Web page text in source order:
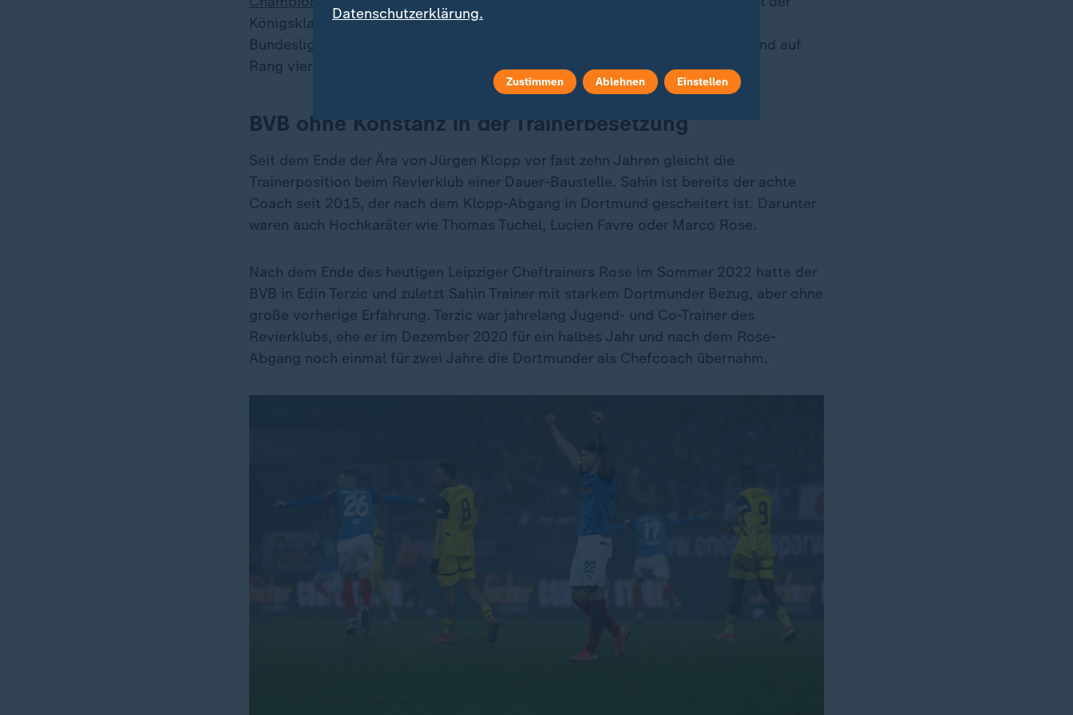
Königsklasse gestanden. Nach drei Niederlagen aus den ersten drei
Bundesligaspielen im neuen Jahr hat der BVB bereits sieben Punkte Rückstand auf
Rang vier.
BVB ohne Konstanz in der Trainerbesetzung
Seit dem Ende der Ära von Jürgen Klopp vor fast zehn Jahren gleicht die
Trainerposition beim Revierklub einer Dauer-Baustelle. Sahin ist bereits der achte
Coach seit 2015, der nach dem Klopp-Abgang in Dortmund gescheitert ist. Darunter
waren auch Hochkaräter wie Thomas Tuchel, Lucien Favre oder Marco Rose.
Nach dem Ende des heutigen Leipziger Cheftrainers Rose im Sommer 2022 hatte der
BVB in Edin Terzic und zuletzt Sahin Trainer mit starkem Dortmunder Bezug, aber ohne
große vorherige Erfahrung. Terzic war jahrelang Jugend- und Co-Trainer des
Revierklubs, ehe er im Dezember 2020 für ein halbes Jahr und nach dem Rose-
Abgang noch einmal für zwei Jahre die Dortmunder als Chefcoach übernahm.
Datenschutzerklärung.
Zustimmen Ablehnen Einstellen